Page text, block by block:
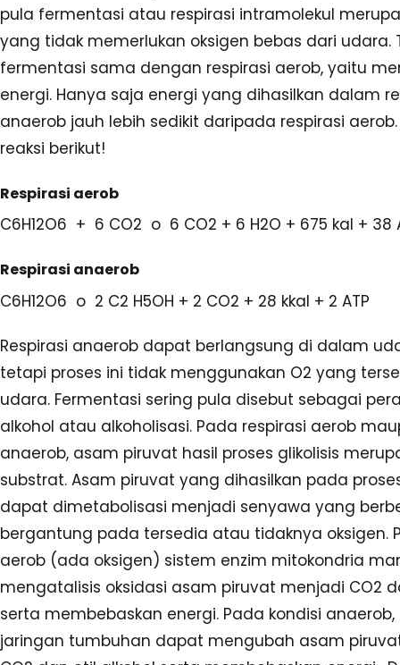
pula fermentasi atau respirasi intramolekul
yang tidak memerlukan oksigen bebas dari udara.
fermentasi sama dengan respirasi aerob, yaitu
energi. Hanya saja energi yang dihasilkan dalam
anaerob jauh lebih sedikit daripada respirasi
reaksi berikut!
Respirasi aerob
C6H12O6 + 6 CO2 o 6 CO2 + 6 H2O + 675 kal + 38
Respirasi anaerob
C6H12O6 o 2 C2 H5OH + 2 CO2 + 28 kkal + 2 ATP
Respirasi anaerob dapat berlangsung di dalam
tetapi proses ini tidak menggunakan O2 yang
udara. Fermentasi sering pula disebut sebagai
alkohol atau alkoholisasi. Pada respirasi aerob
anaerob, asam piruvat hasil proses glikolisis
substrat. Asam piruvat yang dihasilkan pada
dapat dimetabolisasi menjadi senyawa yang
bergantung pada tersedia atau tidaknya oksigen.
aerob (ada oksigen) sistem enzim mitokondria
mengatalisis oksidasi asam piruvat menjadi CO2
serta membebaskan energi. Pada kondisi
jaringan tumbuhan dapat mengubah asam